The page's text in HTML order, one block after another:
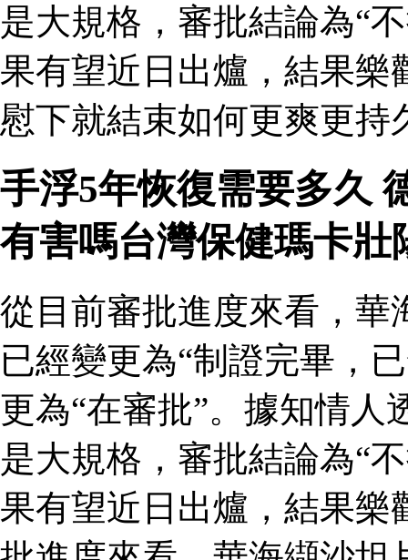
是大規格，審批結論為“
果有望近日出爐，結果
慰下就結束如何更爽更持
手浮5年恢復需要多久
有害嗎台灣保健瑪卡壯
從目前審批進度來看，華
已經變更為“制證完畢，
更為“在審批”。據知情
是大規格，審批結論為“
果有望近日出爐，結果樂